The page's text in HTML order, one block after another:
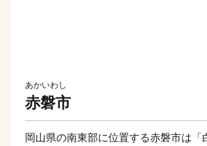
あかいわし
赤磐市
岡山県の南東部に位置する赤磐市は「